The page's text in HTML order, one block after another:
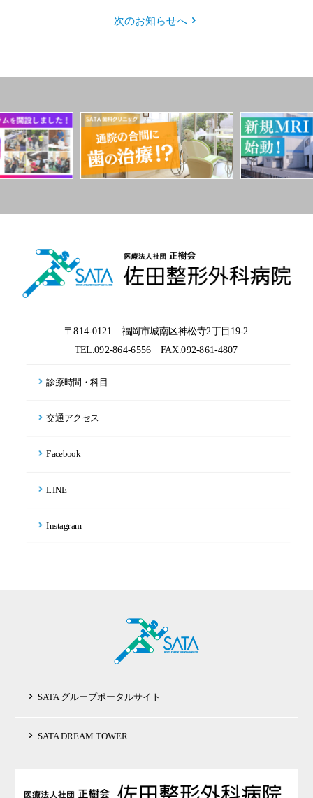
次のお知らせへ
〒814-0121 福岡市城南区神松寺2丁目19-2
TEL.092-864-6556 FAX.092-861-4807
診療時間・科目
交通アクセス
Facebook
LINE
Instagram
SATA グループポータルサイト
SATA DREAM TOWER